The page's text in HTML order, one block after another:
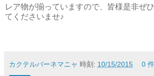
レア物が揃っていますので、皆様是非ぜ
てくださいませ♪
カクテルバーネマニャ 時刻: 10/15/2015 0